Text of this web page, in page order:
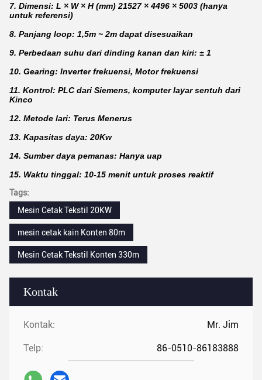
Kontak
Kontak: Mr. Jim
Telp: 86-0510-86183888
7. Dimensi: L × W × H (mm) 21527 × 4496 × 5003 (hanya
untuk referensi)
8. Panjang loop: 1,5m ~ 2m dapat disesuaikan
9. Perbedaan suhu dari dinding kanan dan kiri: ± 1
10. Gearing: Inverter frekuensi, Motor frekuensi
11. Kontrol: PLC dari Siemens, komputer layar sentuh dari
Kinco
12. Metode lari: Terus Menerus
13. Kapasitas daya: 20Kw
14. Sumber daya pemanas: Hanya uap
15. Waktu tinggal: 10-15 menit untuk proses reaktif
Tags:
Mesin Cetak Tekstil 20KW
mesin cetak kain Konten 80m
Mesin Cetak Tekstil Konten 330m